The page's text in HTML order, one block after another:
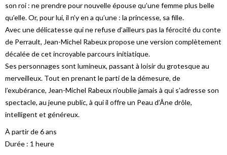
son roi : ne prendre pour nouvelle épouse qu’une femme plus belle
qu’elle. Or, pour lui, il n’y en a qu’une : la princesse, sa fille.
Avec une délicatesse qui ne refuse d’ailleurs pas la férocité du conte
de Perrault, Jean-Michel Rabeux propose une version complètement
décalée de cet incroyable parcours initiatique.
Ses personnages sont lumineux, passant à loisir du grotesque au
merveilleux. Tout en prenant le parti de la démesure, de
l’exubérance, Jean-Michel Rabeux n’oublie jamais à qui s’adresse son
spectacle, au jeune public, à qui il offre un Peau d’Âne drôle,
intelligent et généreux.
À partir de 6 ans
Durée : 1 heure